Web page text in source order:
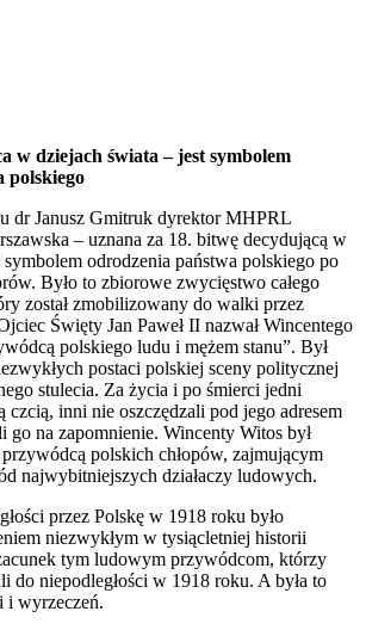
w dziejach świata – jest symbolem
polskiego
dr Janusz Gmitruk dyrektor MHPRL
– uznana za 18. bitwę decydującą w
odrodzenia państwa polskiego po
Było to zbiorowe zwycięstwo całego
został zmobilizowany do walki przez
Święty Jan Paweł II nazwał Wincentego
polskiego ludu i mężem stanu”. Był
postaci polskiej sceny politycznej
stulecia. Za życia i po śmierci jedni
czcią, inni nie oszczędzali pod jego adresem
go na zapomnienie. Wincenty Witos był
polskich chłopów, zajmującym
najwybitniejszych działaczy ludowych.
przez Polskę w 1918 roku było
niezwykłym w tysiącletniej historii
tym ludowym przywódcom, którzy
do niepodległości w 1918 roku. A była to
i wyrzeczeń.